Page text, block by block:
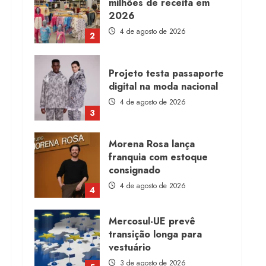
2
milhões de receita em
2026
4 de agosto de 2026
3
Projeto testa passaporte
digital na moda nacional
4 de agosto de 2026
4
Morena Rosa lança
franquia com estoque
consignado
4 de agosto de 2026
Mercosul-UE prevê
transição longa para
vestuário
3 de agosto de 2026